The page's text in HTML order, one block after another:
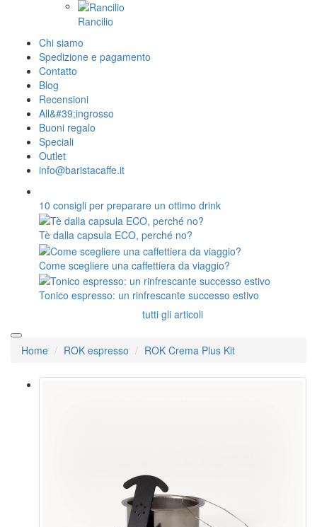
Rancilio
Chi siamo
Spedizione e pagamento
Contatto
Blog
Recensioni
All&#39;ingrosso
Buoni regalo
Speciali
Outlet
info@baristacaffe.it
10 consigli per preparare un ottimo drink
Tè dalla capsula ECO, perché no?
Come scegliere una caffettiera da viaggio?
Tonico espresso: un rinfrescante successo estivo
tutti gli articoli
Home ROK espresso ROK Crema Plus Kit